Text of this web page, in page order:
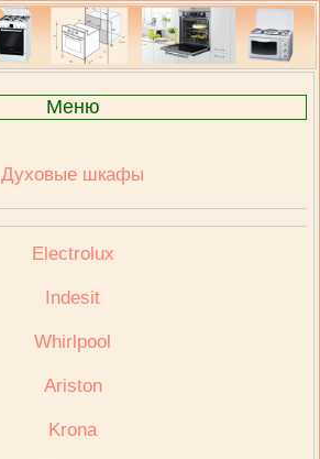
Меню
Духовые шкафы
Electrolux
Indesit
Whirlpool
Ariston
Krona